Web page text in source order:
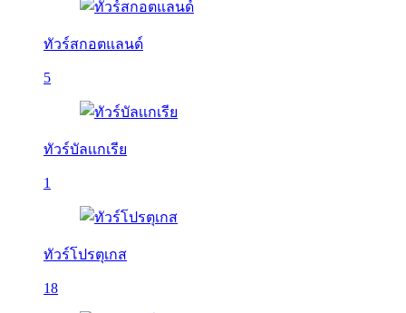
ทัวร์สกอตแลนด์
5
ทัวร์บัลเเกเรีย
1
ทัวร์โปรตุเกส
18